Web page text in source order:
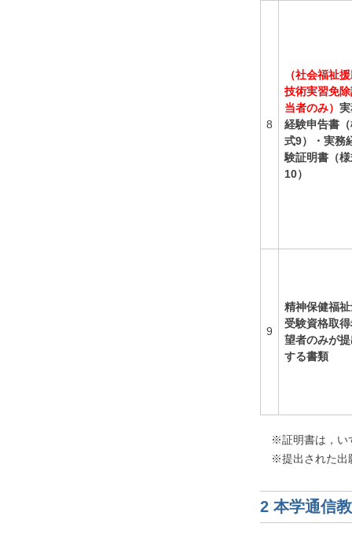
8
（社会福祉
技術実習免
当者のみ）
経験申告書
式9）・実務
験証明書（
10）
9
精神保健福
受験資格取
望者のみが
する書類
※証明書は，い
※提出された出
2 本学通信